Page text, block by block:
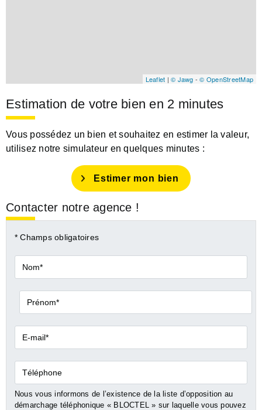
Leaflet | © Jawg -© OpenStreetMap
Estimation de votre bien en 2 minutes
Vous possédez un bien et souhaitez en estimer la valeur,
utilisez notre simulateur en quelques minutes :
Estimer mon bien
Contacter notre agence !
* Champs obligatoires
Nom*
Prénom*
E-
mail*
Téléphone
Nous vous informons de l’existence de la liste d’opposition au
démarchage téléphonique « BLOCTEL » sur laquelle vous pouvez